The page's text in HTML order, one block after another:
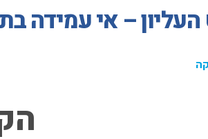
– אי עמידה